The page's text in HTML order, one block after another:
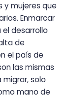
y mujeres que
Enmarcar
desarrollo
de
el país de
las mismas
solo
mano de